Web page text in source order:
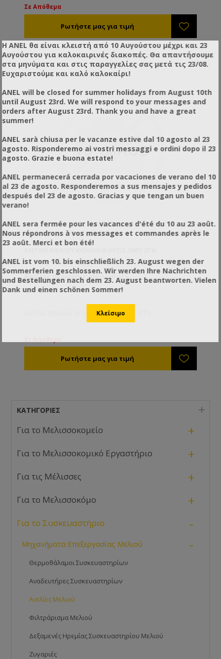
ακραίες συνθήκες (κρύο μέλι με χαμηλή υγρασία). Η
ανοξείδωτο πλαίσιο, έτοιμη για να εξοπλιστεί με
φίλτρο ref.XD55400 τελικού σταδίου, έτσι ώστε να
επιτύχετε ταυτόχρονα και τη μεταφορά και το
φιλτράρισμα του μελιού.
Σε Απόθεμα
Κωδικός προϊόντος: AN55320-2Tn
Αντλία Μελιού Κοχλιοφόρος 380V 2Tn
ΚΑΤΗΓΟΡΊΕΣ
Για το Μελισσοκομείο +
Για το Μελισσοκομικό Εργαστήριο +
Για τις Μέλισσες +
Για το Μελισσοκόμο +
Για το Συσκευαστήριο -
Μηχανήματα Επεξεργασίας Μελιού -
Θερμοθάλαμοι Συσκευαστηρίων
Αναδευτήρες Συσκευαστηρίων
Αντλίες Μελιού
Φιλτράρισμα Μελιού
Δεξαμενές Ηρεμίας Συσκευαστηρίου Μελιού
Ζυγαριές
Η ANEL θα είναι κλειστή από 10 Αυγούστου μέχρι και 23
Αυγούστου για καλοκαιρινές διακοπές. Θα απαντήσουμε
στα μηνύματα και στις παραγγελίες σας μετά τις 23/08.
Ευχαριστούμε και καλό καλοκαίρι!
ANEL will be closed for summer holidays from August 10th
until August 23rd. We will respond to your messages and
orders after August 23rd. Thank you and have a great
summer!
ANEL sarà chiusa per le vacanze estive dal 10 agosto al 23
agosto. Risponderemo ai vostri messaggi e ordini dopo il 23
agosto. Grazie e buona estate!
ANEL permanecerá cerrada por vacaciones de verano del 10
al 23 de agosto. Responderemos a sus mensajes y pedidos
después del 23 de agosto. Gracias y que tengan un buen
verano!
ANEL sera fermée pour les vacances d'été du 10 au 23 août.
Nous répondrons à vos messages et commandes après le
23 août. Merci et bon été!
ANEL ist vom 10. bis einschließlich 23. August wegen der
Sommerferien geschlossen. Wir werden Ihre Nachrichten
und Bestellungen nach dem 23. August beantworten. Vielen
Dank und einen schönen Sommer!